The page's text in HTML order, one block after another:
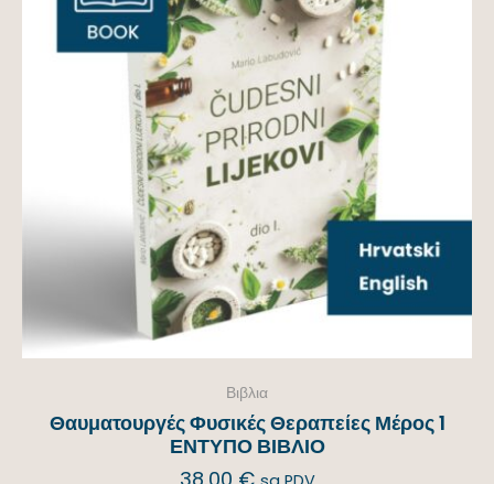
Βιβλια
Θαυματουργές Φυσικές Θεραπείες Μέρος 1
ΕΝΤΥΠΟ ΒΙΒΛΙΟ